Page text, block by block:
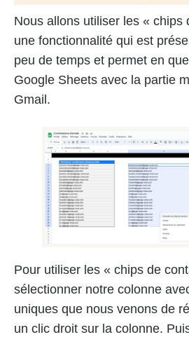
Nous allons utiliser les « chips
une fonctionnalité qui est
peu de temps et permet en
Google Sheets avec la partie
Gmail.
Pour utiliser les « chips de
sélectionner notre colonne
uniques que nous venons de
un clic droit sur la colonne.